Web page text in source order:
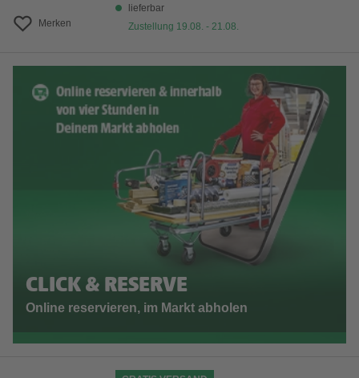
Merken
lieferbar
Zustellung 19.08. - 21.08.
CLICK & RESERVE
Online reservieren, im Markt abholen